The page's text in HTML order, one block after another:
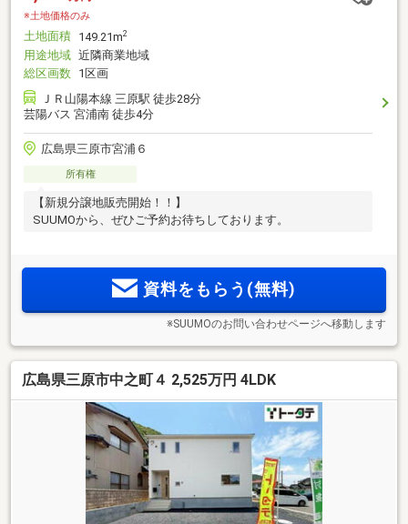
※土地価格のみ
土地面積 149.21m2
用途地域 近隣商業地域
総区画数 1区画
ＪＲ山陽本線 三原駅 徒歩28分
芸陽バス 宮浦南 徒歩4分
広島県三原市宮浦６
所有権
【新規分譲地販売開始！！】
SUUMOから、ぜひご予約お待ちしております。
資料をもらう(無料)
※SUUMOのお問い合わせページへ移動します
広島県三原市中之町４ 2,525万円 4LDK